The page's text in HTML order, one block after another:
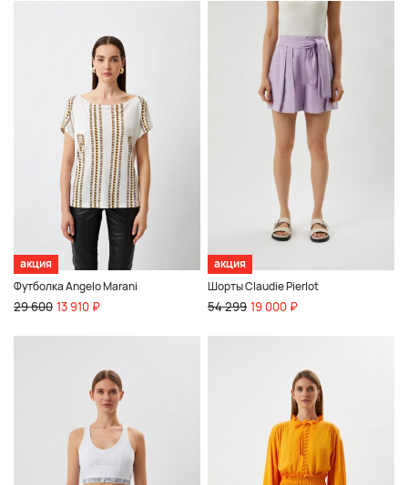
акция
Футболка Angelo Marani
29 600 13 910 ₽
акция
Шорты Claudie Pierlot
54 299 19 000 ₽